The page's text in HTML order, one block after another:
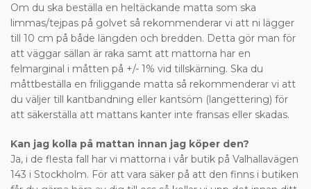
Om du ska beställa en heltäckande matta som ska
limmas/tejpas på golvet så rekommenderar vi att ni lägger
till 10 cm på både längden och bredden. Detta gör man för
att väggar sällan är raka samt att mattorna har en
felmarginal i måtten på +/- 1% vid tillskärning. Ska du
måttbeställa en friliggande matta så rekommenderar vi att
du väljer till kantbandning eller kantsöm (langettering) för
att säkerställa att mattans kanter inte fransas eller skadas.
Kan jag kolla på mattan innan jag köper den?
Ja, i de flesta fall har vi mattorna i vår butik på Valhallavägen
143 i Stockholm. För att vara säker på att den finns i butiken